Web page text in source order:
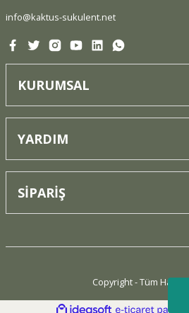
info@kaktus-sukulent.net
KURUMSAL
YARDIM
SİPARİŞ
Copyright - Tüm Hakları
ideasoft